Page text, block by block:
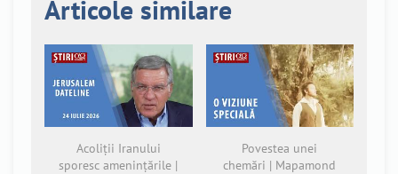
Articole similare
Acoliții Iranului
sporesc amenințările |
Povestea unei
chemări | Mapamond